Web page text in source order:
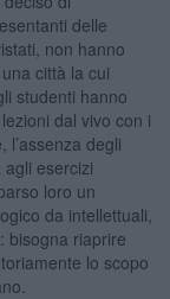
delle
non hanno
città la cui
studenti hanno
dal vivo con i
degli
esercizi
loro un
da intellettuali,
bisogna riaprire
lo scopo